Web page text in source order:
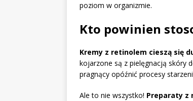
poziom w organizmie.
Kto powinien
Kremy z retinolem cieszą się
kojarzone są z pielęgnacją skóry
pragnący opóźnić procesy
Ale to nie wszystko! Preparaty z